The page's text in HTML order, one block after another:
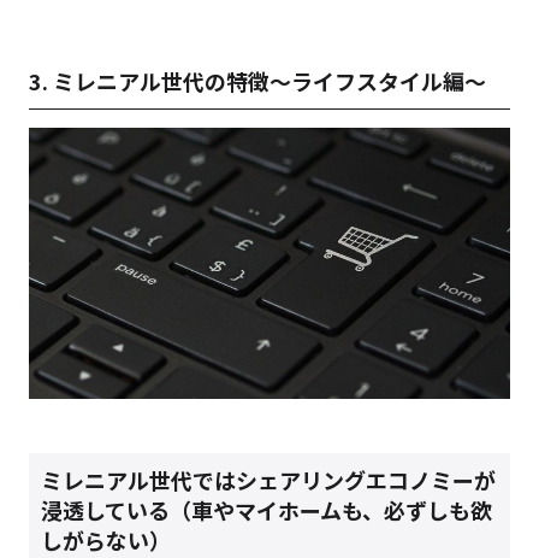
3. ミレニアル世代の特徴～ライフスタイル編～
ミレニアル世代ではシェアリングエコノミーが
浸透している （車やマイホームも、必ずしも欲
しがらない）